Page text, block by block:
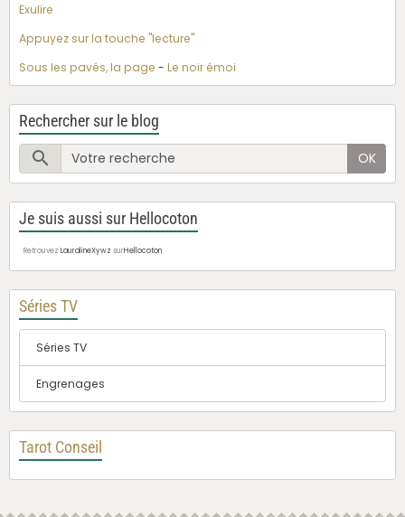
Exulire
Appuyez sur la touche "lecture"
Sous les pavés, la page - Le noir émoi
Rechercher sur le blog
OK
Je suis aussi sur Hellocoton
Retrouvez LauralineXywz surHellocoton
Séries TV
Séries TV
Engrenages
Tarot Conseil